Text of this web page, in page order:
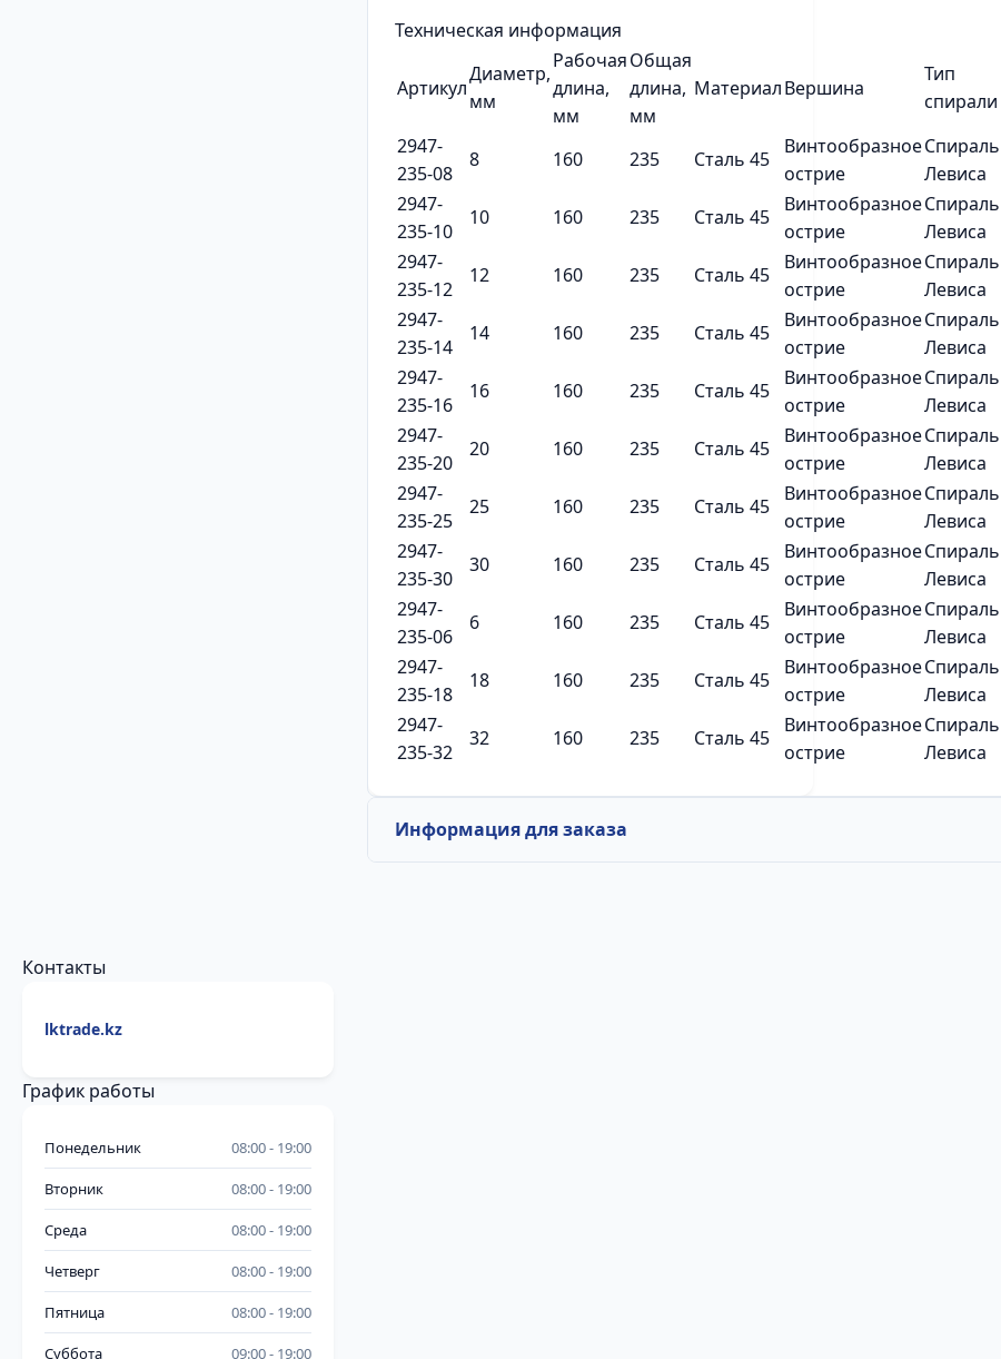
Техническая информация
Артикул
Диаметр,
мм
Рабочая
длина,
мм
Общая
длина,
мм
МатериалВершина
Тип
спирали
2947-
235-08
8 160 235 Сталь 45
Винтообразное
острие
Спираль
Левиса
2947-
235-10
10 160 235 Сталь 45
Винтообразное
острие
Спираль
Левиса
2947-
235-12
12 160 235 Сталь 45
Винтообразное
острие
Спираль
Левиса
2947-
235-14
14 160 235 Сталь 45
Винтообразное
острие
Спираль
Левиса
2947-
235-16
16 160 235 Сталь 45
Винтообразное
острие
Спираль
Левиса
2947-
235-20
20 160 235 Сталь 45
Винтообразное
острие
Спираль
Левиса
2947-
235-25
25 160 235 Сталь 45
Винтообразное
острие
Спираль
Левиса
2947-
235-30
30 160 235 Сталь 45
Винтообразное
острие
Спираль
Левиса
2947-
235-06
6 160 235 Сталь 45
Винтообразное
острие
Спираль
Левиса
2947-
235-18
18 160 235 Сталь 45
Винтообразное
острие
Спираль
Левиса
2947-
235-32
32 160 235 Сталь 45
Винтообразное
острие
Спираль
Левиса
Информация для заказа
Контакты
lktrade.kz
График работы
Понедельник 08:00 19:00
Вторник 08:00 19:00
Среда 08:00 19:00
Четверг 08:00 19:00
Пятница 08:00 19:00
Суббота 09:00 19:00